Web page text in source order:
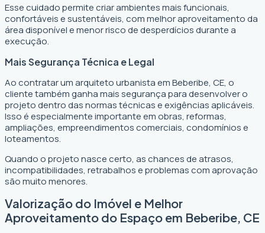
Esse cuidado permite criar ambientes mais funcionais,
confortáveis e sustentáveis, com melhor aproveitamento da
área disponível e menor risco de desperdícios durante a
execução.
Mais Segurança Técnica e Legal
Ao contratar um arquiteto urbanista em Beberibe, CE, o
cliente também ganha mais segurança para desenvolver o
projeto dentro das normas técnicas e exigências aplicáveis.
Isso é especialmente importante em obras, reformas,
ampliações, empreendimentos comerciais, condomínios e
loteamentos.
Quando o projeto nasce certo, as chances de atrasos,
incompatibilidades, retrabalhos e problemas com aprovação
são muito menores.
Valorização do Imóvel e Melhor
Aproveitamento do Espaço em Beberibe, CE